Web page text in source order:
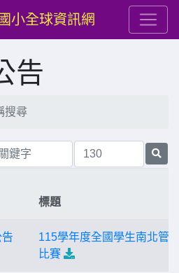
小全球資訊網
告
搜尋
標題
115學年度全國學生南北管
比賽